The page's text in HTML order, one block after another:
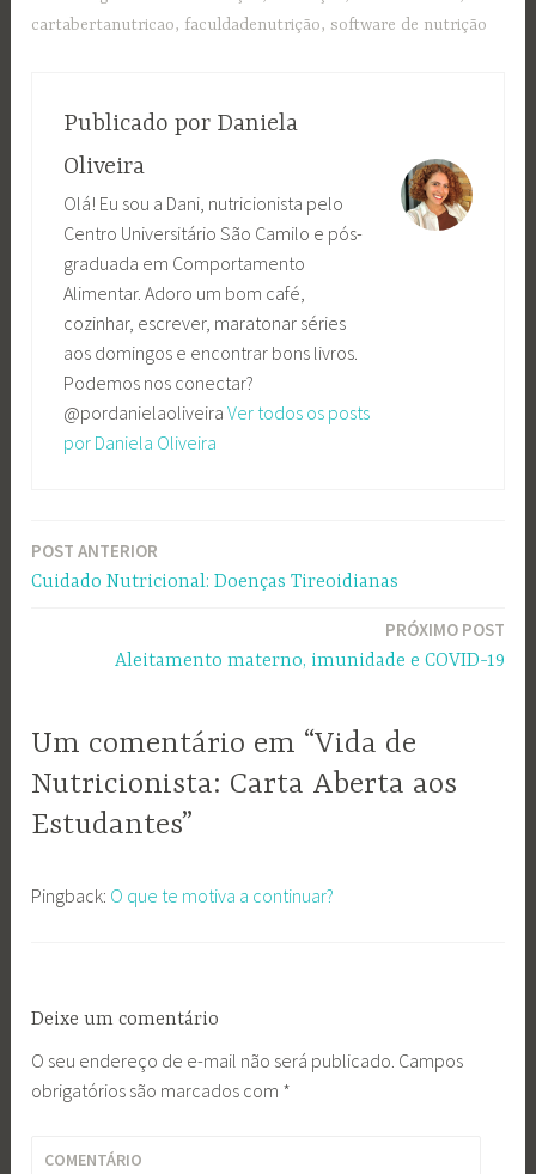
cartabertanutricao, faculdadenutrição,software de nutrição
Publicado por Daniela
Oliveira
Olá! Eu sou a Dani, nutricionista pelo
Centro Universitário São Camilo e pós-
graduada em Comportamento
Alimentar. Adoro um bom café,
cozinhar, escrever, maratonar séries
aos domingos e encontrar bons livros.
Podemos nos conectar?
@pordanielaoliveira Ver todos os posts
por Daniela Oliveira
Navegação
POST ANTERIOR
Cuidado Nutricional: Doenças Tireoidianas
PRÓXIMO POST
Aleitamento materno, imunidade e COVID-19
Um comentário em “Vida de
Nutricionista: Carta Aberta aos
Estudantes”
Pingback: O que te motiva a continuar?
Deixe um comentário
O seu endereço de e-mail não será publicado. Campos
obrigatórios são marcados com *
COMENTÁRIO